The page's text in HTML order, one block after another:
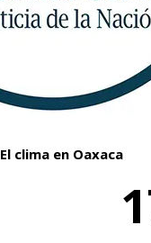
El clima en Oaxaca